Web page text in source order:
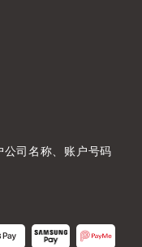
司名称、账户号码